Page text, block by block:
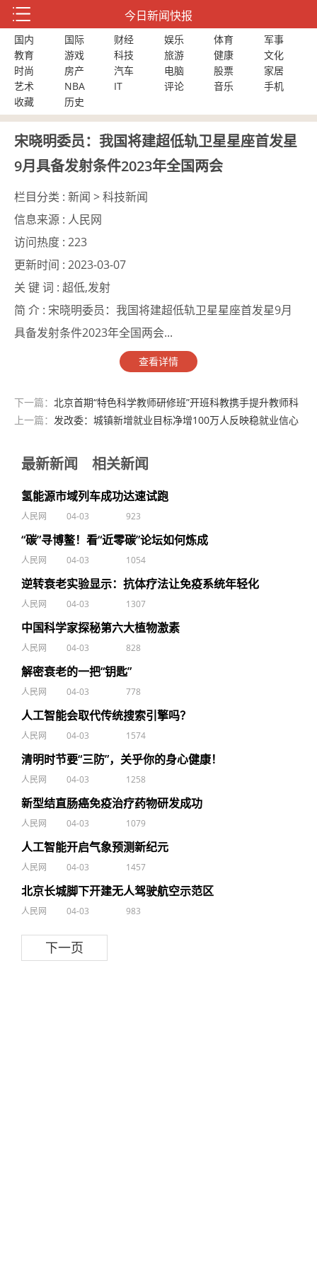
今日新闻快报
国内 国际 财经 娱乐 体育
军事
教育
游戏 科技 旅游 健康
文化
时尚
房产 汽车 电脑 股票
家居
艺术
NBA IT 评论 音乐
手机
收藏
历史
宋晓明委员：我国将建超低轨卫星星座首发星
9月具备发射条件2023年全国两会
栏目分类 : 新闻 > 科技新闻
信息来源 : 人民网
访问热度 : 223
更新时间 : 2023-03-07
关 键 词 : 超低,发射
简 介 : 宋晓明委员：我国将建超低轨卫星星座首发星9月
具备发射条件2023年全国两会...
查看详情
下一篇： 北京首期“特色科学教师研修班”开班科教携手提升教师科
学素养
上一篇： 发改委：城镇新增就业目标净增100万人反映稳就业信心
最新新闻 相关新闻
氢能源市域列车成功达速试跑
人民网 04-03 923
“碳”寻博鳌！看“近零碳”论坛如何炼成
人民网 04-03 1054
逆转衰老实验显示：抗体疗法让免疫系统年轻化
人民网 04-03 1307
中国科学家探秘第六大植物激素
人民网 04-03 828
解密衰老的一把“钥匙”
人民网 04-03 778
人工智能会取代传统搜索引擎吗？
人民网 04-03 1574
清明时节要“三防”，关乎你的身心健康！
人民网 04-03 1258
新型结直肠癌免疫治疗药物研发成功
人民网 04-03 1079
人工智能开启气象预测新纪元
人民网 04-03 1457
北京长城脚下开建无人驾驶航空示范区
人民网 04-03 983
下一页